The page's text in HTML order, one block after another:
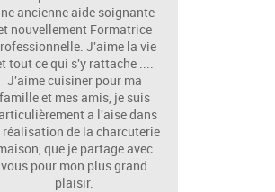
ancienne aide soignante
nouvellement Formatrice
J'aime la vie
tout ce qui s'y rattache ....
J'aime cuisiner pour ma
famille et mes amis, je suis
a l'aise dans
réalisation de la charcuterie
que je partage avec
vous pour mon plus grand
plaisir.